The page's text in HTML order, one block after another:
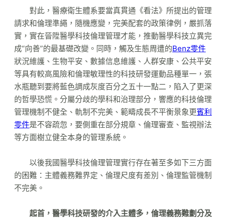
對此，醫療衛生體系要當真貫通《看法》所提出的管理
請求和倫理準繩，隨機應變，完美配套的政策律例，嚴抓落
實，實在晉陞醫學科技倫理管理才能，推動醫學科技立異完
成“向善”的最基礎改變。同時，觸及生態周遭的Benz零件
狀況維護、生物平安、數據信息維護、人群安康、公共平安
等具有較高風險和倫理敏理性的科技研發運動品種單一，張
水瓶聽到要將藍色調成灰度百分之五十一點二，陷入了更深
的哲學恐慌。分屬分歧的學科和治理部分，響應的科技倫理
管理機制不健全、軌制不完美、範疇成長不平衡景象更賓利
零件是不容疏忽，要側重在部分規章、倫理審查、監視辦法
等方面樹立健全本身的管理系統。
以後我國醫學科技倫理管理實行存在著至多如下三方面
的困難：主體義務難界定、倫理尺度有差別、倫理監管機制
不完美。
起首，醫學科技研發的介入主體多，倫理義務難劃分及